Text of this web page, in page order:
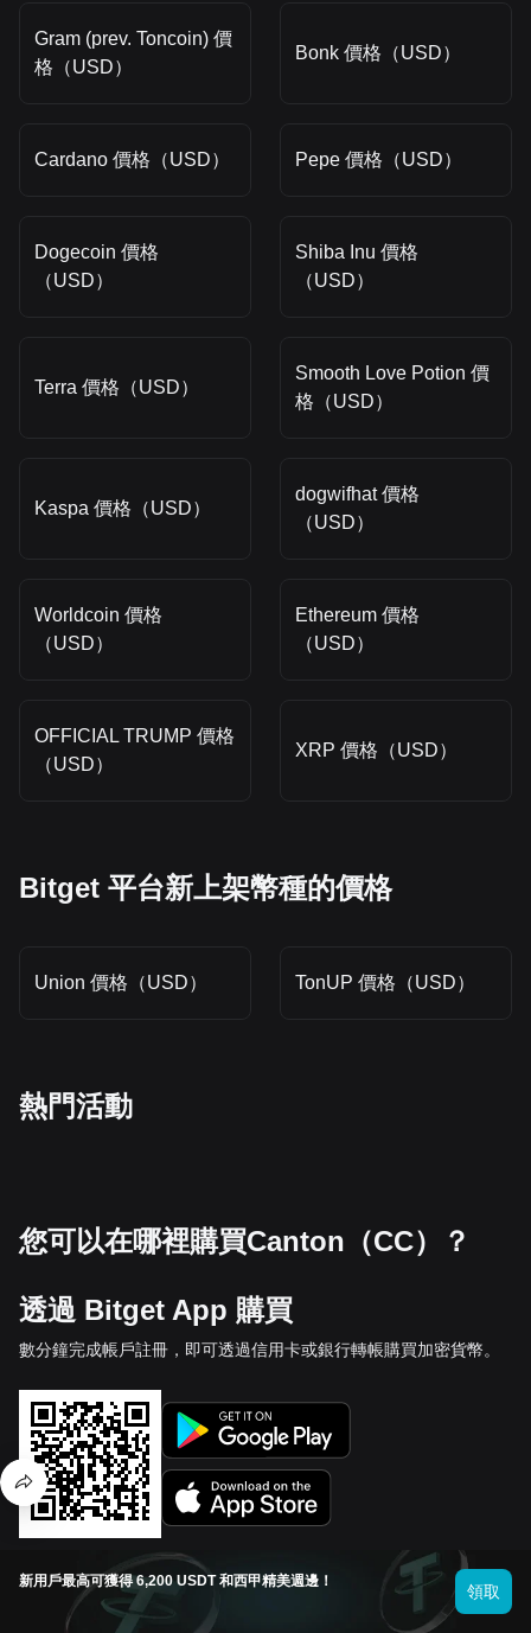
Gram (prev. Toncoin) 價
格（USD）
Bonk 價格（USD）
Cardano 價格（USD） Pepe 價格（USD）
Dogecoin 價格
（USD）
Shiba Inu 價格
（USD）
Terra 價格（USD）
Smooth Love Potion 價
格（USD）
Kaspa 價格（USD）
dogwifhat 價格
（USD）
Worldcoin 價格
（USD）
Ethereum 價格
（USD）
OFFICIAL TRUMP 價格
（USD）
XRP 價格（USD）
Bitget 平台新上架幣種的價格
Union 價格（USD） TonUP 價格（USD）
熱門活動
您可以在哪裡購買Canton（CC）？
透過 Bitget App 購買
數分鐘完成帳戶註冊，即可透過信用卡或銀行轉帳購買加密貨幣。
透過 Bitget 交易所交易
新用戶最高可獲得 6,200 USDT 和西甲精美週邊！
領取